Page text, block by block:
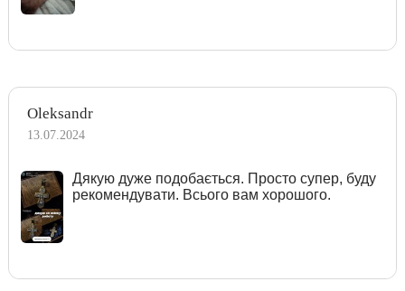
Oleksandr
13.07.2024
Дякую дуже подобається. Просто супер, буду
рекомендувати. Всього вам хорошого.